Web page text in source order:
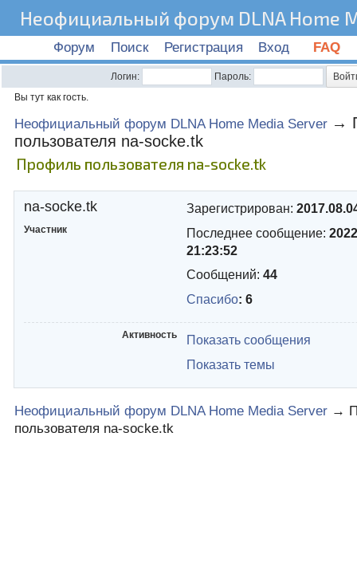
Неофициальный форум DLNA Home
Форум Поиск Регистрация Вход FAQ
Логин:
Пароль:
Вы тут как гость.
Неофициальный форум DLNA Home Media Server →
пользователя na-socke.tk
Профиль пользователя na-socke.tk
na-socke.tk
Участник
Зарегистрирован:
Последнее сообщение:
21:23:52
Сообщений: 44
Спасибо: 6
Активность
Показать сообщения
Показать темы
Неофициальный форум DLNA Home Media Server →
пользователя na-socke.tk